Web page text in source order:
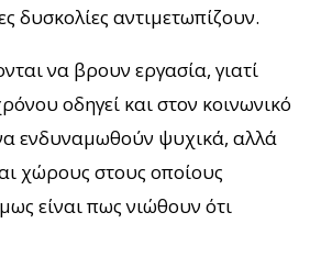
δυσκολίες αντιμετωπίζουν.
να βρουν εργασία, γιατί
οδηγεί και στον κοινωνικό
ενδυναμωθούν ψυχικά, αλλά
χώρους στους οποίους
είναι πως νιώθουν ότι